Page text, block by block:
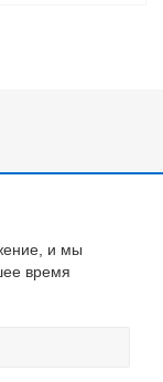
и мы
время